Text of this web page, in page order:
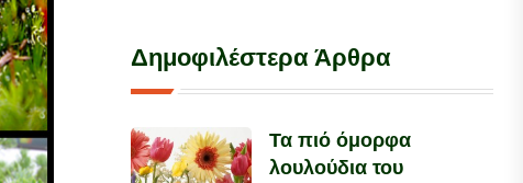
Δημοφιλέστερα Άρθρα
Τα πιό όμορφα
λουλούδια του